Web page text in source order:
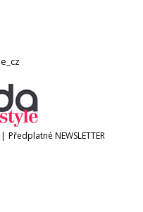
| Předplatné NEWSLETTER